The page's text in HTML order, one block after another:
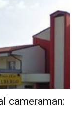
cameraman: